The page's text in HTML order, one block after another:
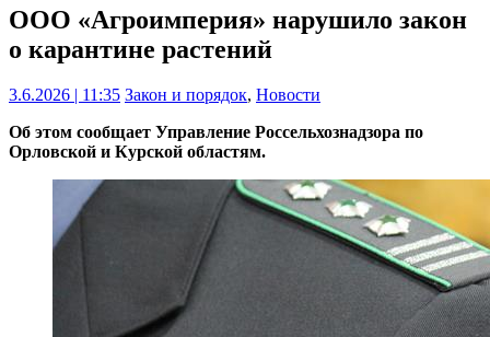
ООО «Агроимперия» нарушило закон
о карантине растений
3.6.2026 | 11:35 Закон и порядок, Новости
Об этом сообщает Управление Россельхознадзора по
Орловской и Курской областям.